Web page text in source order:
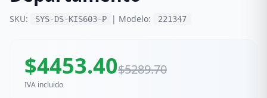
SKU: SYS-DS-KIS603-P | Modelo: 221347
$4453.40$5289.70
IVA incluido